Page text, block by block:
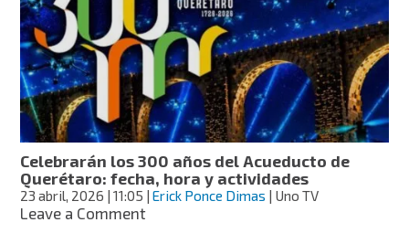
Premio
Cervantes:
Gonzalo
Celorio,
Octavio
Paz
y
más
Celebrarán los 300 años del Acueducto de
Querétaro: fecha, hora y actividades
23 abril, 2026 | 11:05 |Erick Ponce Dimas | Uno TV
Leave a Commenton